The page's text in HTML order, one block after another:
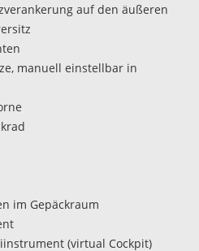
auf den äußeren
manuell einstellbar in
im Gepäckraum
(virtual Cockpit)